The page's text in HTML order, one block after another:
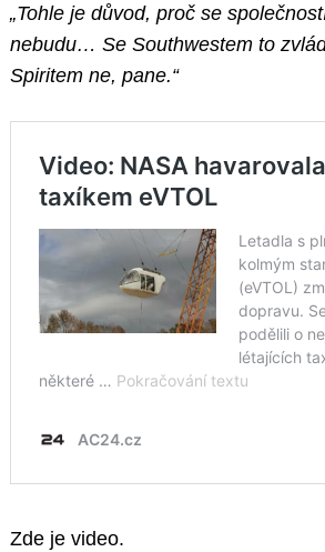
„Tohle je důvod, proč se
nebudu… Se Southwestem to
Spiritem ne, pane.“
Zde je video.